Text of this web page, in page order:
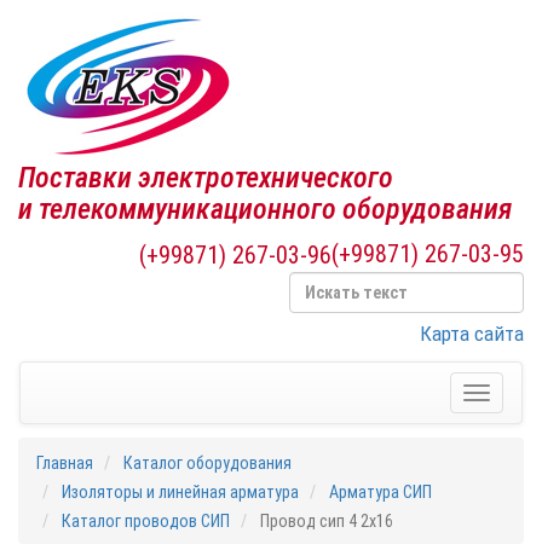
Поставки электротехнического
и телекоммуникационного оборудования
(+99871) 267-03-95
(+99871) 267-03-96
Карта сайта
Toggle
Главная
Каталог оборудования
Изоляторы и линейная арматура
Арматура СИП
Каталог проводов СИП
Провод сип 4 2х16